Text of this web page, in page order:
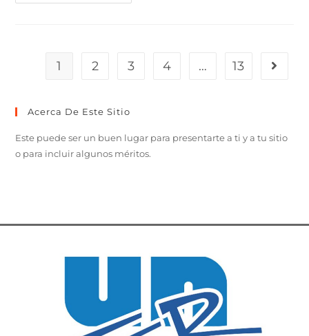
1 2 3 4 … 13
Acerca De Este Sitio
Este puede ser un buen lugar para presentarte a ti y a tu sitio
o para incluir algunos méritos.